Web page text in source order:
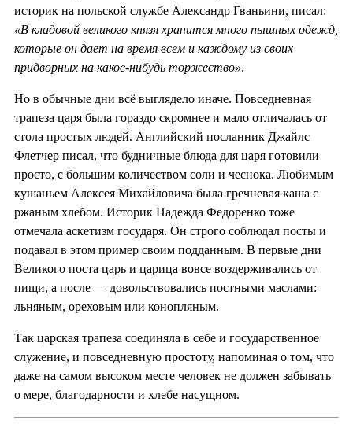
историк на польской службе Александр Гваньини, писал:
«В кладовой великого князя хранится много пышных одежд,
которые он дает на время всем и каждому из своих
придворных на какое-нибудь торжество».
Но в обычные дни всё выглядело иначе. Повседневная
трапеза царя была гораздо скромнее и мало отличалась от
стола простых людей. Английский посланник Джайлс
Флетчер писал, что будничные блюда для царя готовили
просто, с большим количеством соли и чеснока. Любимым
кушаньем Алексея Михайловича была гречневая каша с
ржаным хлебом. Историк Надежда Федоренко тоже
отмечала аскетизм государя. Он строго соблюдал посты и
подавал в этом пример своим подданным. В первые дни
Великого поста царь и царица вовсе воздерживались от
пищи, а после — довольствовались постными маслами:
льняным, ореховым или конопляным.
Так царская трапеза соединяла в себе и государственное
служение, и повседневную простоту, напоминая о том, что
даже на самом высоком месте человек не должен забывать
о мере, благодарности и хлебе насущном.